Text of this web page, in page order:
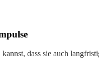
dass sie auch